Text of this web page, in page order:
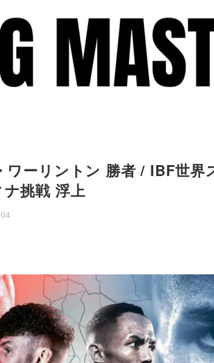
ワーリントン 勝者 / IBF世界
挑戦 浮上